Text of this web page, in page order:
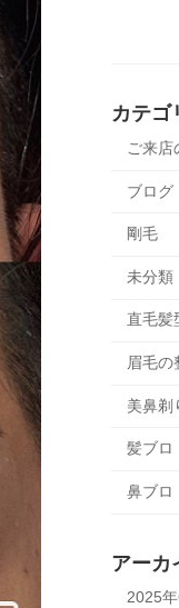
カテゴ
ご来店
ブログ
剛毛
未分類
直毛髪
眉毛の
美鼻剃
髪ブロ
鼻ブロ
アーカ
2025年